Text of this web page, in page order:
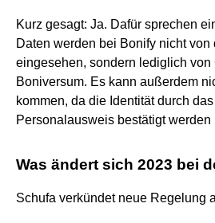
Kurz gesagt: Ja. Dafür sprechen
Daten werden bei Bonify nicht von
eingesehen, sondern lediglich von
Boniversum. Es kann außerdem
kommen, da die Identität durch
Personalausweis bestätigt werden
Was ändert sich 2023 bei
Schufa verkündet neue Regelung